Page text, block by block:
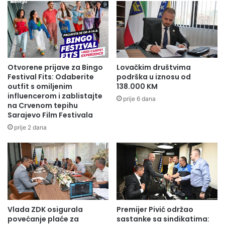
Otvorene prijave za Bingo
Festival Fits: Odaberite
outfit s omiljenim
influencerom i zablistajte
na Crvenom tepihu
Sarajevo Film Festivala
prije 2 dana
Lovačkim društvima
podrška u iznosu od
138.000 KM
prije 6 dana
Vlada ZDK osigurala
povećanje plaće za
Premijer Pivić održao
sastanke sa sindikatima: